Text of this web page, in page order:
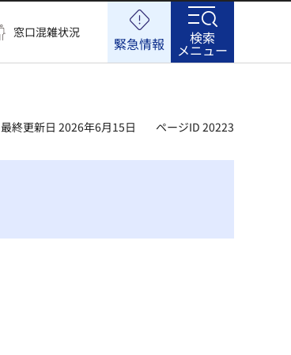
窓口混雑状況
緊急情報 検索
メニュー
最終更新日 2026年6月15日 ページID 20223